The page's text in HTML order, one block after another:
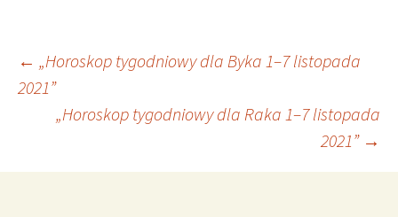
Nawigacja
wpisu
← „Horoskop tygodniowy dla Byka 1–7 listopada
2021”
„Horoskop tygodniowy dla Raka 1–7 listopada
2021” →